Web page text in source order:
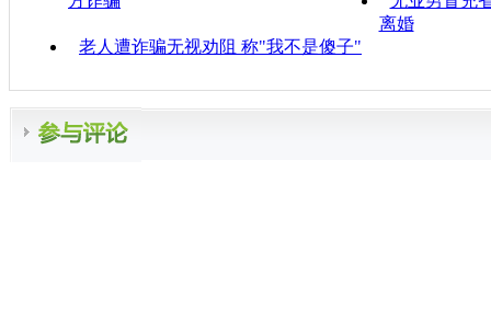
离婚
老人遭诈骗无视劝阻 称"我不是傻子"